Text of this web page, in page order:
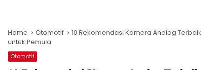
Home Otomotif
10 Rekomendasi Kamera Analog Terbaik
untuk Pemula
Otomotif